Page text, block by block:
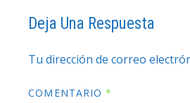
Deja Una Respuesta
Tu dirección de correo
COMENTARIO*